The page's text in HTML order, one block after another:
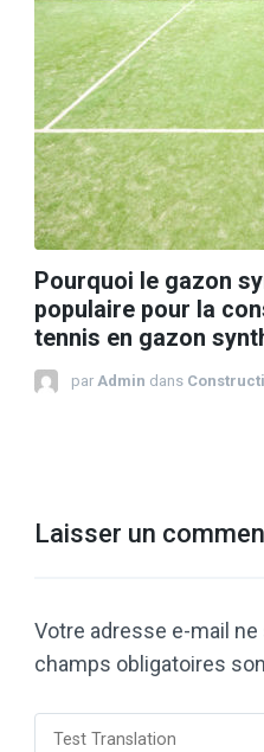
Pourquoi le gazon
populaire pour la
tennis en gazon
par Admin dans
Laisser un
Votre adresse e-mail ne
champs obligatoires